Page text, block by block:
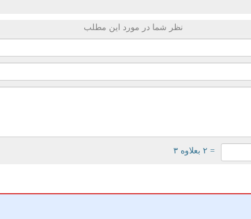
نظر شما در مورد این مطلب
= ۲ بعلاوه ۳